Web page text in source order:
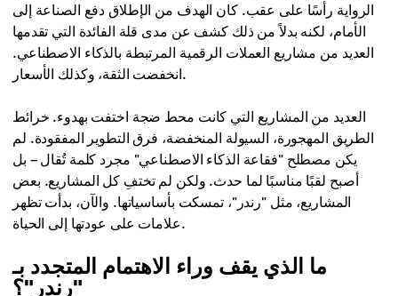
الرواية رأسًا على عقب. كان الهدف من الإطلاق دفع الصناعة إلى
الأمام، لكنه بدلاً من ذلك كشف عن مدى قلة الفائدة التي تقدمها
العديد من مشاريع العملات الرقمية المرتبطة بالذكاء الاصطناعي.
انخفضت الثقة، وكذلك الأسعار.
العديد من المشاريع التي كانت محط ضجة اختفت بهدوء. خرائط
الطريق المهجورة، السيولة المنخفضة، فرق التطوير المفقودة. لم
يكن مصطلح "فقاعة الذكاء الاصطناعي" مجرد كلمة تُقال – بل
أصبح لقبًا مناسبًا لما حدث. ولكن لم تختفِ كل المشاريع. بعض
المشاريع، مثل "رندر"، تمسكت بأساسياتها. والآن، بدأت تظهر
علامات على عودتها إلى الحياة.
ما الذي يقف وراء الاهتمام المتجدد بـ
"رندر"؟